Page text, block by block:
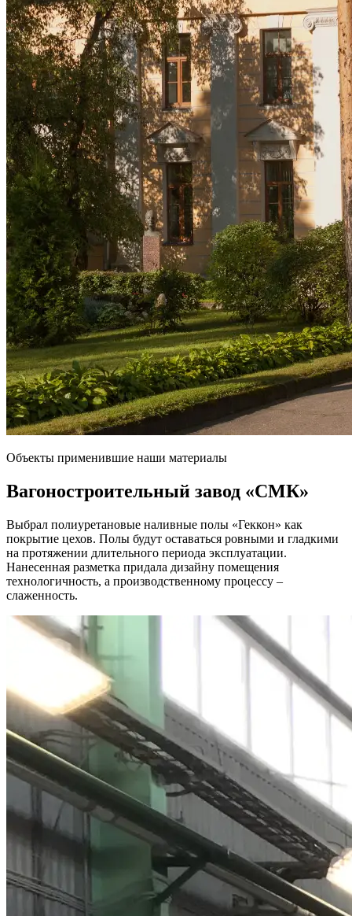
Объекты применившие наши материалы
Вагоностроительный завод «СМК»
Выбрал полиуретановые наливные полы «Геккон» как
покрытие цехов. Полы будут оставаться ровными и гладкими
на протяжении длительного периода эксплуатации.
Нанесенная разметка придала дизайну помещения
технологичность, а производственному процессу –
слаженность.